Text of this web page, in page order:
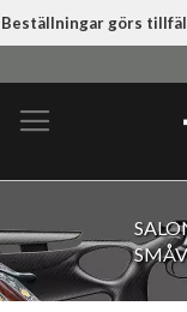
Beställningar görs
till
innehållet